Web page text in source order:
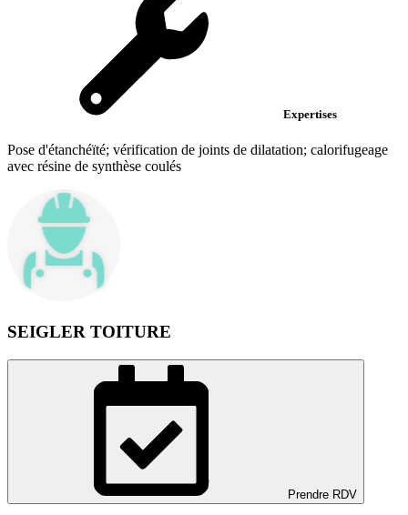
Expertises
Pose d'étanchéïté; vérification de joints de dilatation; calorifugeage
avec résine de synthèse coulés
SEIGLER TOITURE
Prendre RDV